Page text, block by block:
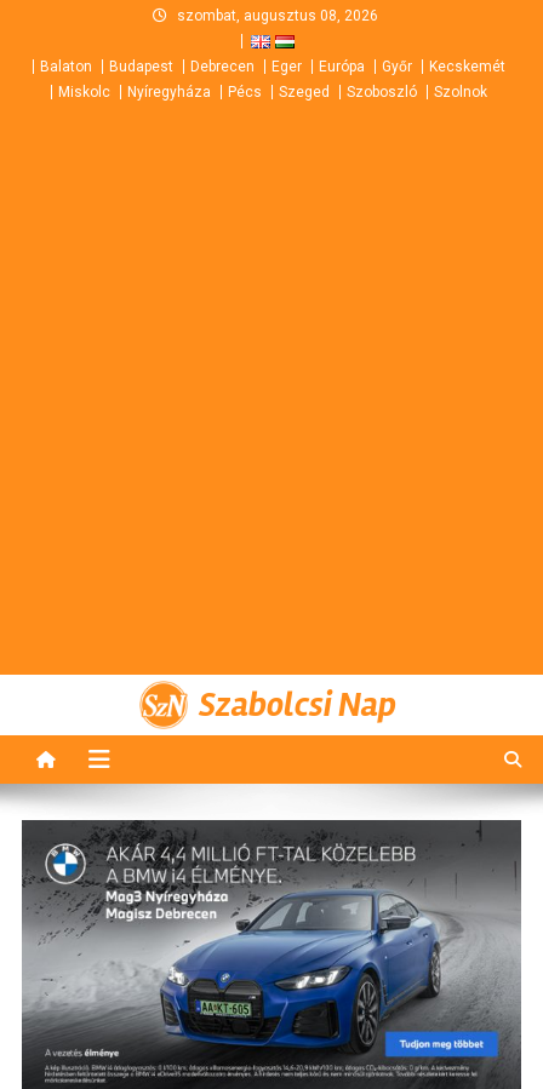
content
szombat, augusztus 08, 2026
Balaton Budapest Debrecen Eger Európa Győr
Kecskemét
Miskolc
Nyíregyháza Pécs Szeged Szoboszló Szolnok
Szabolcsi Nap